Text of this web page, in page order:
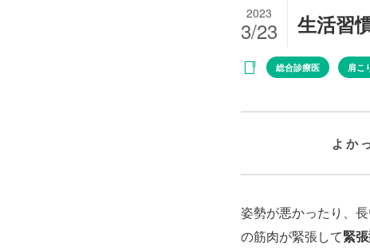
生活習
2023
3/23
総合診療医 肩こ
よか
姿勢が悪かったり、
の筋肉が緊張して緊